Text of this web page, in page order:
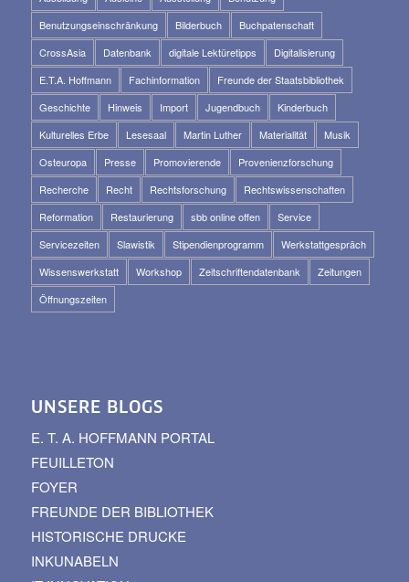
Benutzungseinschränkung
Bilderbuch
Buchpatenschaft
CrossAsia
Datenbank digitale Lektüretipps
Digitalisierung
E.T.A. Hoffmann
Fachinformation
Freunde der Staatsbibliothek
Geschichte
Hinweis Import Jugendbuch
Kinderbuch
Kulturelles Erbe
Lesesaal Martin Luther Materialität
Musik
Osteuropa
Presse Promovierende
Provenienzforschung
Recherche
Recht Rechtsforschung
Rechtswissenschaften
Reformation
Restaurierung sbb online offen
Service
Servicezeiten
Slawistik Stipendienprogramm
Werkstattgespräch
Wissenswerkstatt
Workshop Zeitschriftendatenbank
Zeitungen
Öffnungszeiten
UNSERE BLOGS
E. T. A. HOFFMANN PORTAL
FEUILLETON
FOYER
FREUNDE DER BIBLIOTHEK
HISTORISCHE DRUCKE
INKUNABELN